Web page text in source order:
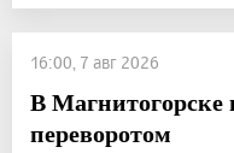
16:00, 7 авг 2026
В
переворотом